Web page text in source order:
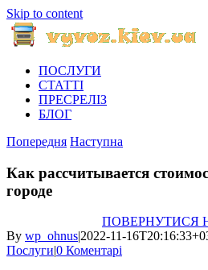
Skip to content
ПОСЛУГИ
СТАТТІ
ПРЕСРЕЛІЗ
БЛОГ
Попередня Наступна
Как рассчитывается
городе
ПОВЕРНУТИСЯ
By wp_ohnus|2022-11-
Послуги|0 Коментарі